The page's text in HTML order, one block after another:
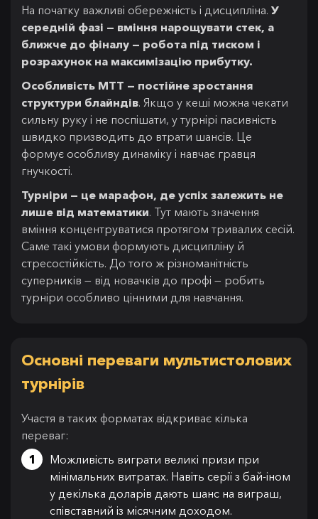
На початку важливі обережність і дисципліна. У
середній фазі — вміння нарощувати стек, а
ближче до фіналу — робота під тиском і
розрахунок на максимізацію прибутку.
Особливість MTT — постійне зростання
структури блайндів. Якщо у кеші можна чекати
сильну руку і не поспішати, у турнірі пасивність
швидко призводить до втрати шансів. Це
формує особливу динаміку і навчає гравця
гнучкості.
Турніри — це марафон, де успіх залежить не
лише від математики. Тут мають значення
вміння концентруватися протягом тривалих сесій.
Саме такі умови формують дисципліну й
стресостійкість. До того ж різноманітність
суперників — від новачків до профі — робить
турніри особливо цінними для навчання.
Основні переваги мультистолових
турнірів
Участя в таких форматах відкриває кілька
переваг:
Можливість виграти великі призи при
мінімальних витратах. Навіть серії з бай-іном
у декілька доларів дають шанс на виграш,
співставний із місячним доходом.